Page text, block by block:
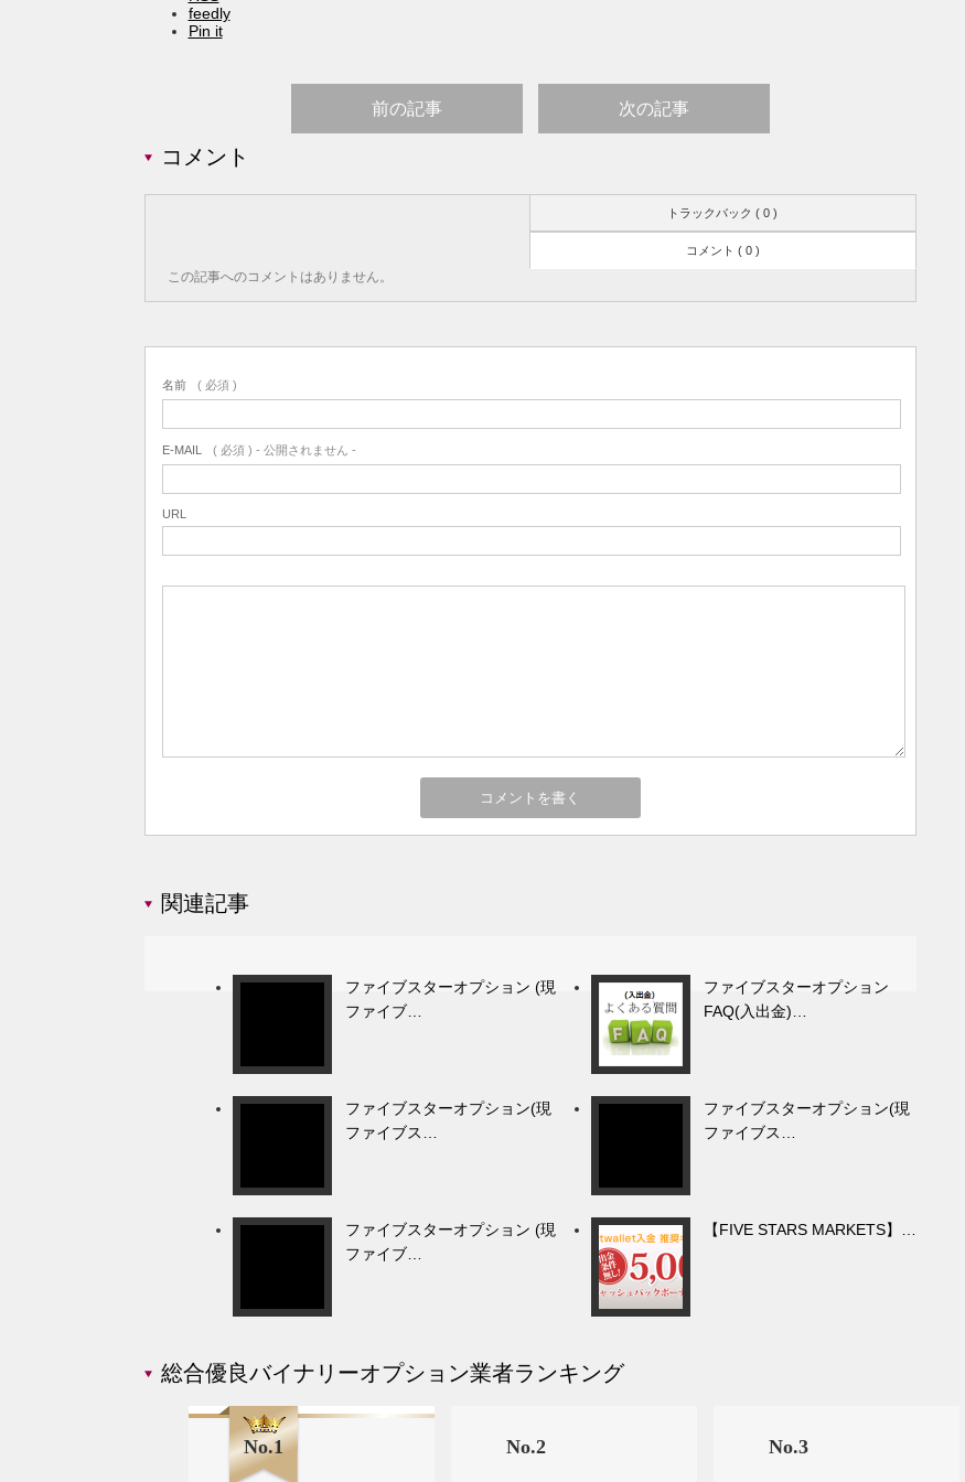
feedly
Pin it
前の記事 次の記事
コメント
トラックバック ( 0 )
コメント ( 0 )
この記事へのコメントはありません。
名前 ( 必須 )
E-MAIL ( 必須 ) - 公開されません -
URL
関連記事
ファイブスターオプション (現
ファイブ…
ファイブスターオプション
FAQ(入出金)…
ファイブスターオプション(現
ファイブス…
ファイブスターオプション(現
ファイブス…
ファイブスターオプション (現
ファイブ…
【FIVE STARS MARKETS】…
総合優良バイナリーオプション業者ランキング
No.1 No.2 No.3